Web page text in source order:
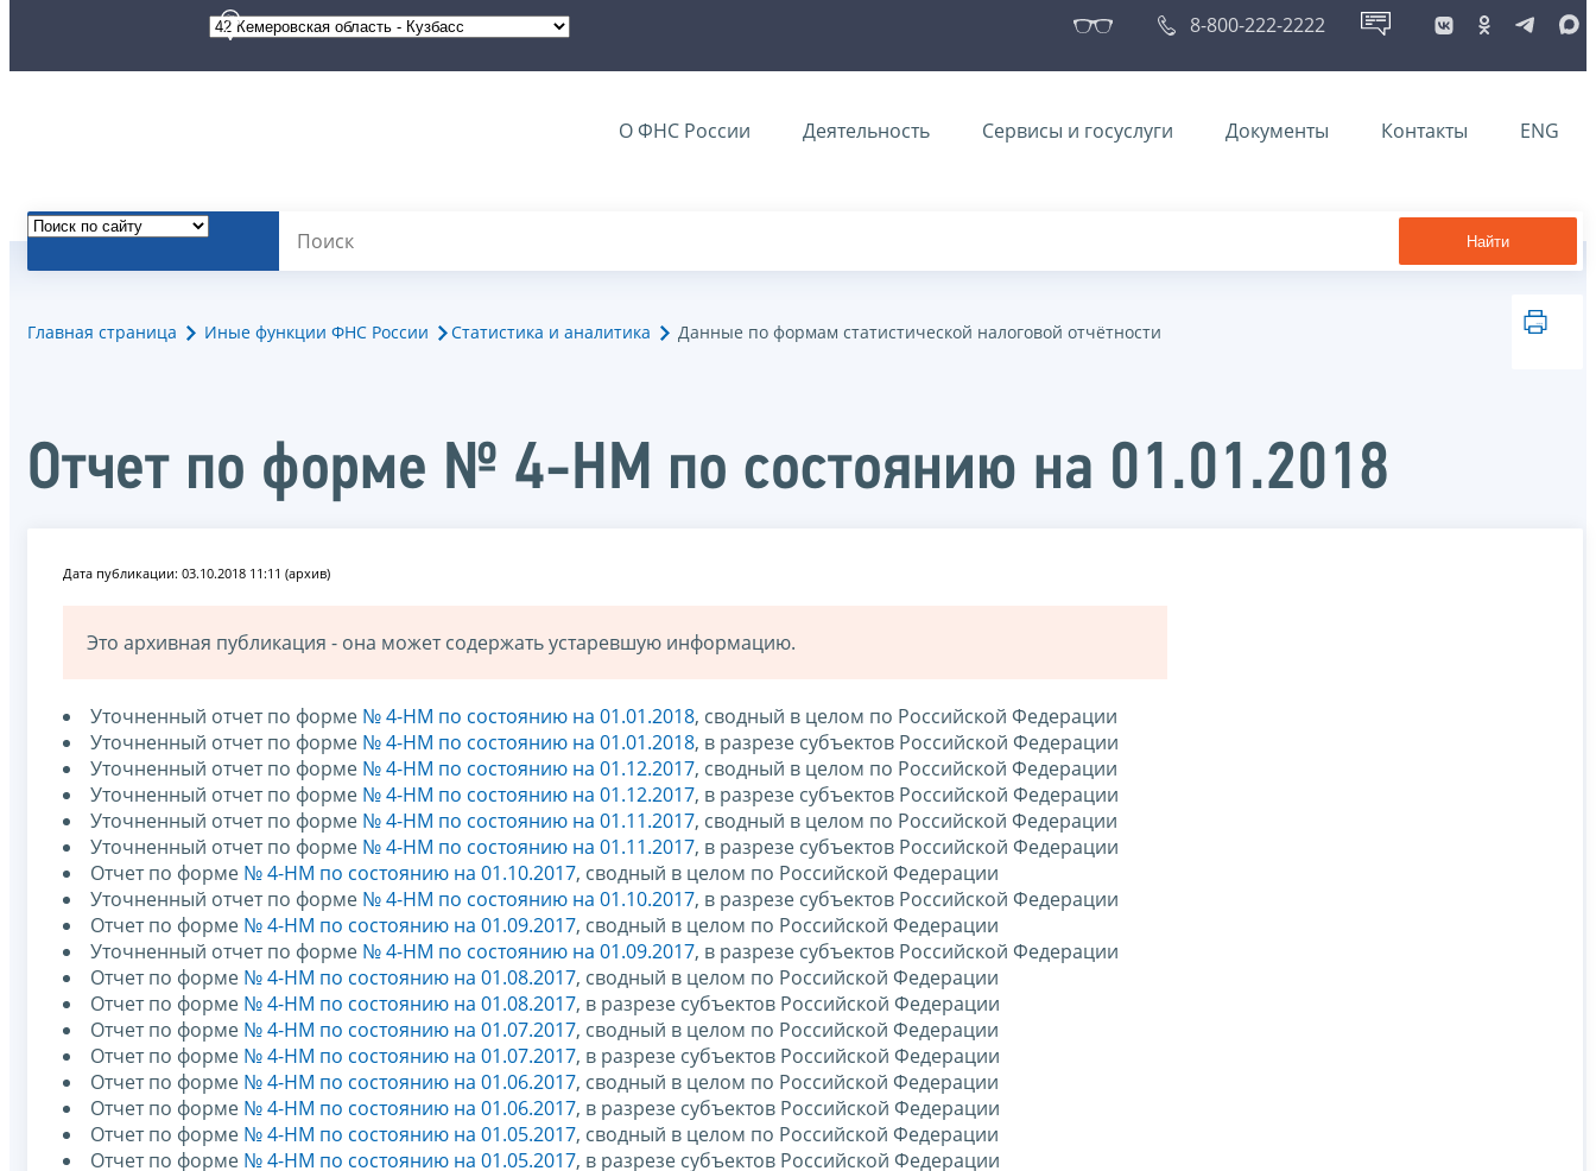
8-800-222-2222
О ФНС России Деятельность Сервисы и госуслуги Документы Контакты ENG
Найти
Главная страница Иные функции ФНС России Статистика и аналитика Данные по формам статистической налоговой отчётности
Отчет по форме № 4-НМ по состоянию на 01.01.2018
Дата публикации: 03.10.2018 11:11 (архив)
Это архивная публикация - она может содержать устаревшую информацию.
Уточненный отчет по форме № 4-НМ по состоянию на 01.01.2018, сводный в целом по Российской Федерации
Уточненный отчет по форме № 4-НМ по состоянию на 01.01.2018, в разрезе субъектов Российской Федерации
Уточненный отчет по форме № 4-НМ по состоянию на 01.12.2017, сводный в целом по Российской Федерации
Уточненный отчет по форме № 4-НМ по состоянию на 01.12.2017, в разрезе субъектов Российской Федерации
Уточненный отчет по форме № 4-НМ по состоянию на 01.11.2017, сводный в целом по Российской Федерации
Уточненный отчет по форме № 4-НМ по состоянию на 01.11.2017, в разрезе субъектов Российской Федерации
Отчет по форме № 4-НМ по состоянию на 01.10.2017, сводный в целом по Российской Федерации
Уточненный отчет по форме № 4-НМ по состоянию на 01.10.2017, в разрезе субъектов Российской Федерации
Отчет по форме № 4-НМ по состоянию на 01.09.2017, сводный в целом по Российской Федерации
Уточненный отчет по форме № 4-НМ по состоянию на 01.09.2017, в разрезе субъектов Российской Федерации
Отчет по форме № 4-НМ по состоянию на 01.08.2017, сводный в целом по Российской Федерации
Отчет по форме № 4-НМ по состоянию на 01.08.2017, в разрезе субъектов Российской Федерации
Отчет по форме № 4-НМ по состоянию на 01.07.2017, сводный в целом по Российской Федерации
Отчет по форме № 4-НМ по состоянию на 01.07.2017, в разрезе субъектов Российской Федерации
Отчет по форме № 4-НМ по состоянию на 01.06.2017, сводный в целом по Российской Федерации
Отчет по форме № 4-НМ по состоянию на 01.06.2017, в разрезе субъектов Российской Федерации
Отчет по форме № 4-НМ по состоянию на 01.05.2017, сводный в целом по Российской Федерации
Отчет по форме № 4-НМ по состоянию на 01.05.2017, в разрезе субъектов Российской Федерации